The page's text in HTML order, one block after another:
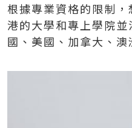
根據專業資格的限制
港的大學和專上學院
國、美國、加拿大、